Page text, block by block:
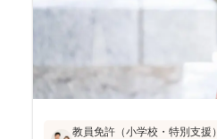
教員免許（小学校・特別支援